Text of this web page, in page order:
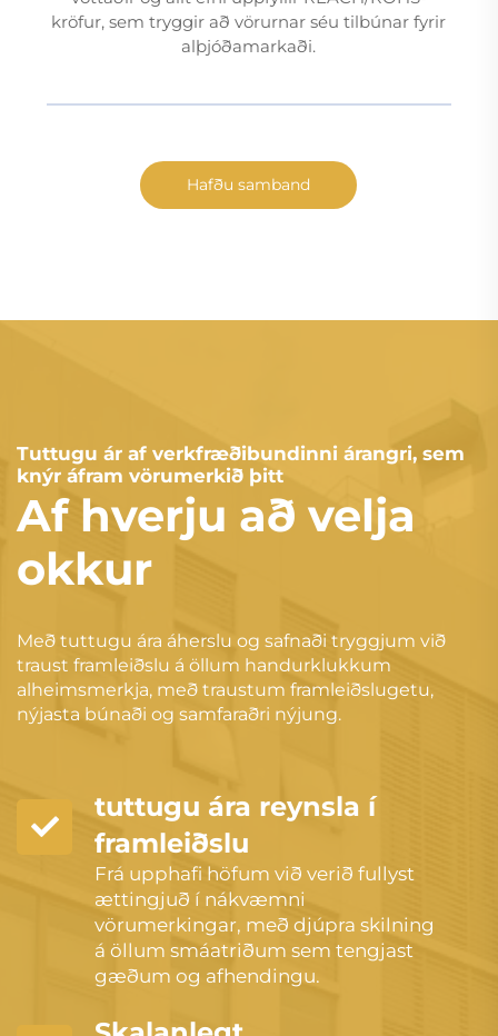
kröfur, sem tryggir að vörurnar séu tilbúnar fyrir
alþjóðamarkaði.
Hafðu samband
Tuttugu ár af verkfræðibundinni árangri, sem
knýr áfram vörumerkið þitt
Af hverju að velja
okkur
Með tuttugu ára áherslu og safnaði tryggjum við
traust framleiðslu á öllum handurklukkum
alheimsmerkja, með traustum framleiðslugetu,
nýjasta búnaði og samfaraðri nýjung.
tuttugu ára reynsla í
framleiðslu
Frá upphafi höfum við verið fullyst
ættingjuð í nákvæmni
vörumerkingar, með djúpra skilning
á öllum smáatriðum sem tengjast
gæðum og afhendingu.